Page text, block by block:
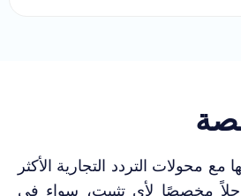
مع محولات التردد التجارية الأكثر
حلاً مخصصًا لأي تثبيت، سواء في